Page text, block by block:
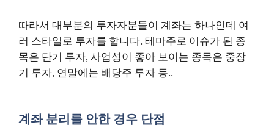
따라서 대부분의 투자자분들이 계좌는 하나인데 여
러 스타일로 투자를 합니다. 테마주로 이슈가 된 종
목은 단기 투자, 사업성이 좋아 보이는 종목은 중장
기 투자, 연말에는 배당주 투자 등..
계좌 분리를 안한 경우 단점